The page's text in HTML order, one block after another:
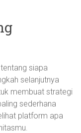
siapa
selanjutnya
membuat strategi
sederhana
platform apa